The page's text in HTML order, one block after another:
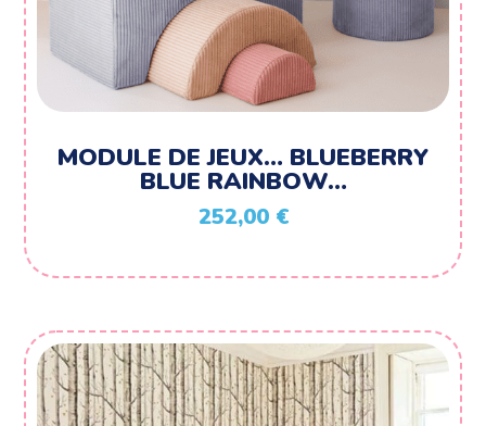
MODULE DE JEUX… BLUEBERRY
BLUE RAINBOW…
252,00 €